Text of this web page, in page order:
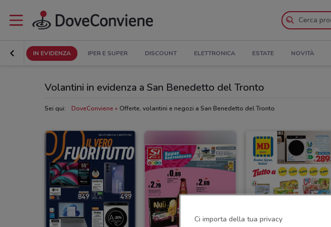
IN EVIDENZA IPER E SUPER DISCOUNT ELETTRONICA ESTATE NOVITÀ
Volantini in evidenza a San Benedetto del Tronto
Sei qui: DoveConviene Offerte, volantini e negozi a San Benedetto del Tronto
Ci importa della tua privacy